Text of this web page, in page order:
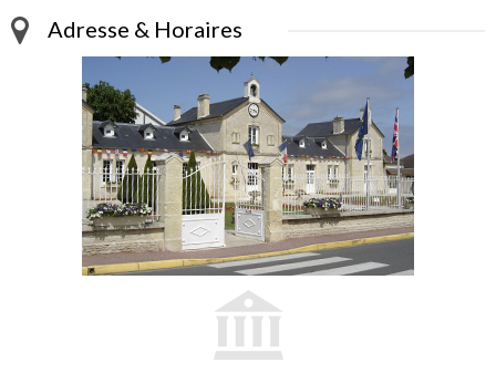
Adresse & Horaires